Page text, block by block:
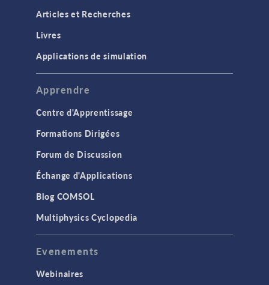
Articles et Recherches
Livres
Applications de simulation
Apprendre
Centre d'Apprentissage
Formations Dirigées
Forum de Discussion
Échange d'Applications
Blog COMSOL
Multiphysics Cyclopedia
Evenements
Webinaires